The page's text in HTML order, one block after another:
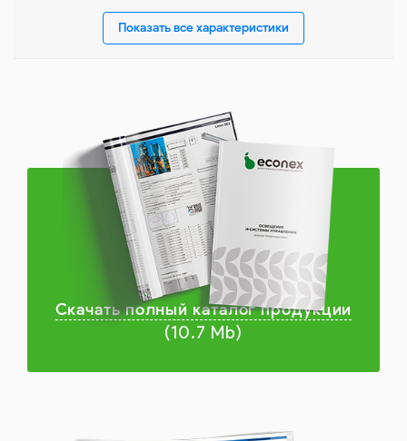
Показать все характеристики
Скачать полный каталог продукции
(10.7 Mb)